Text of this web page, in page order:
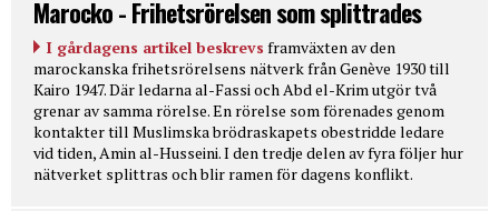
Marocko - Frihetsrörelsen som splittrades
I gårdagens artikel beskrevs framväxten av den
marockanska frihetsrörelsens nätverk från Genève 1930 till
Kairo 1947. Där ledarna al-Fassi och Abd el-Krim utgör två
grenar av samma rörelse. En rörelse som förenades genom
kontakter till Muslimska brödraskapets obestridde ledare
vid tiden, Amin al-Husseini. I den tredje delen av fyra följer hur
nätverket splittras och blir ramen för dagens konflikt.